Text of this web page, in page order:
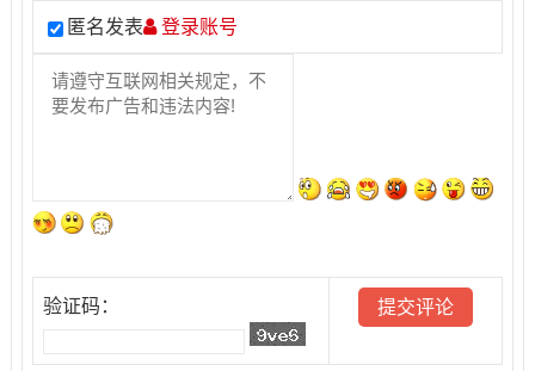
匿名发表 登录账号
验证码：